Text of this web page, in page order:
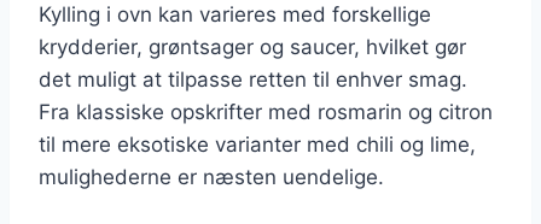
Kylling i ovn kan varieres med forskellige
krydderier, grøntsager og saucer, hvilket gør
det muligt at tilpasse retten til enhver smag.
Fra klassiske opskrifter med rosmarin og citron
til mere eksotiske varianter med chili og lime,
mulighederne er næsten uendelige.